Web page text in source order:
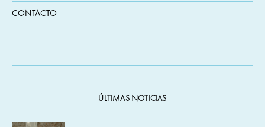
CONTACTO
ÚLTIMAS NOTICIAS